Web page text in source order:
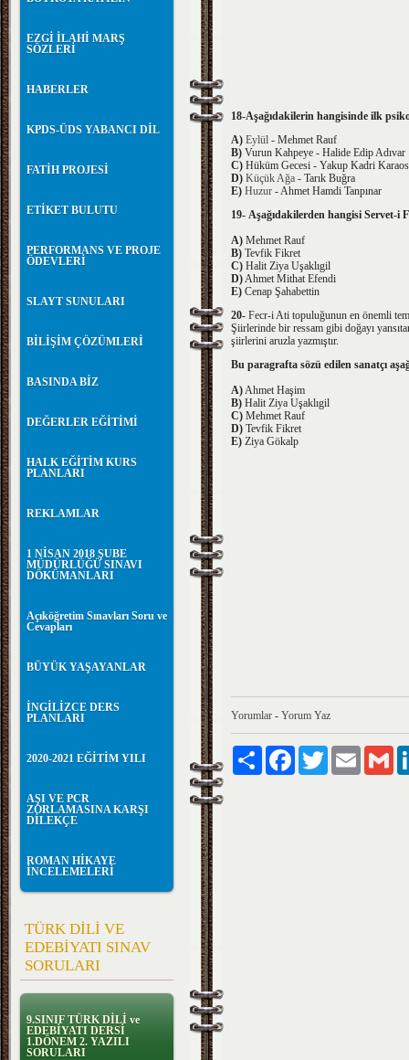
EZGİ İLAHİ MARŞ
SÖZLERİ
HABERLER
KPDS-ÜDS YABANCI DİL
FATİH PROJESİ
ETİKET BULUTU
PERFORMANS VE PROJE
ÖDEVLERİ
SLAYT SUNULARI
BİLİŞİM ÇÖZÜMLERİ
BASINDA BİZ
DEĞERLER EĞİTİMİ
HALK EĞİTİM KURS
PLANLARI
REKLAMLAR
1 NİSAN 2018 ŞUBE
MÜDÜRLÜĞÜ SINAVI
DÖKÜMANLARI
Açıköğretim Sınavları Soru ve
Cevapları
BÜYÜK YAŞAYANLAR
İNGİLİZCE DERS
PLANLARI
2020-2021 EĞİTİM YILI
AŞI VE PCR
ZORLAMASINA KARŞI
DİLEKÇE
ROMAN HİKAYE
İNCELEMELERİ
TÜRK DİLİ VE
EDEBİYATI SINAV
SORULARI
9.SINIF TÜRK DİLİ ve
EDEBİYATI DERSİ
1.DÖNEM 2. YAZILI
SORULARI
18-Aşağıdakilerin hangisinde ilk
A) Eylül - Mehmet Rauf
B) Vurun Kahpeye - Halide Edip Adıvar
C) Hüküm Gecesi - Yakup Kadri
D) Küçük Ağa - Tarık Buğra
E) Huzur - Ahmet Hamdi Tanpınar
19- Aşağıdakilerden hangisi Servet-i
A) Mehmet Rauf
B) Tevfik Fikret
C) Halit Ziya Uşaklıgil
D)Ahmet Mithat Efendi
E) Cenap Şahabettin
20- Fecr-i Ati topuluğunun en önemli
Şiirlerinde bir ressam gibi doğayı
şiirlerini aruzla yazmıştır.
Bu paragrafta sözü edilen sanatçı
A)Ahmet Haşim
B) Halit Ziya Uşaklıgil
C) Mehmet Rauf
D) Tevfik Fikret
E) Ziya Gökalp
Yorumlar - Yorum Yaz
Paylaş FacebookTwitter Email